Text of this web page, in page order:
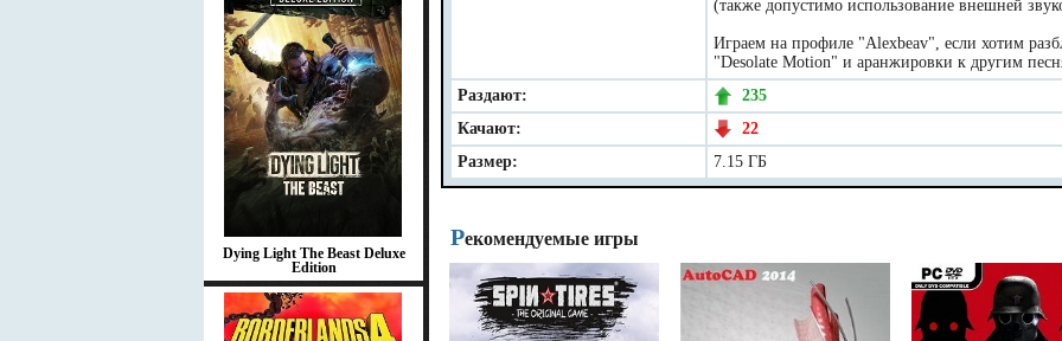
Dying Light The Beast Deluxe
Edition
(также допустимо использование внешней
Играем на профиле "Alexbeav", если хотим
"Desolate Motion" и аранжировки к другим
Раздают:
235
Качают:
22
Размер:
7.15 ГБ
Рекомендуемые игры